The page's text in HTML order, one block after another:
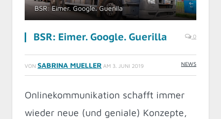
BSR: Eimer. Google. Guerilla
BSR: Eimer. Google. Guerilla 0
VON SABRINA MUELLER AM 3. JUNI 2019 NEWS
Onlinekommunikation schafft immer
wieder neue (und geniale) Konzepte,